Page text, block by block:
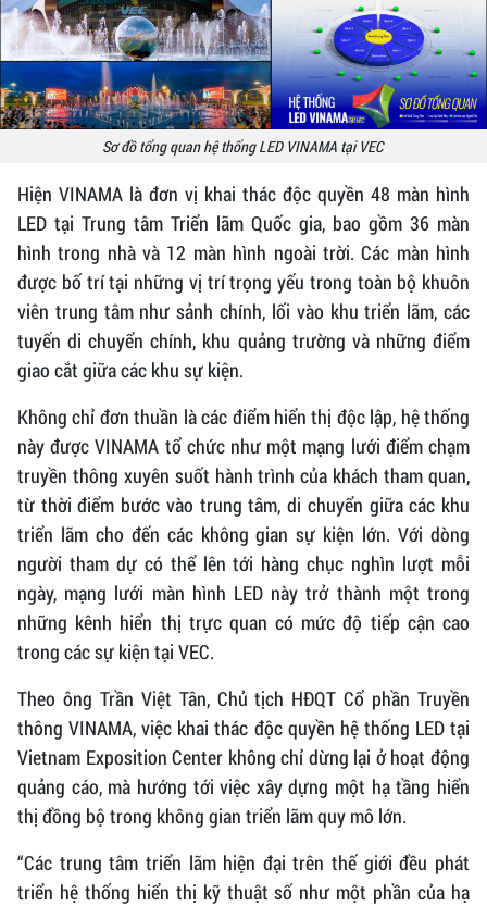
Sơ đồ tổng quan hệ thống LED VINAMA tại VEC
Hiện VINAMA là đơn vị khai thác độc quyền 48 màn hình
LED tại Trung tâm Triển lãm Quốc gia, bao gồm 36 màn
hình trong nhà và 12 màn hình ngoài trời. Các màn hình
được bố trí tại những vị trí trọng yếu trong toàn bộ khuôn
viên trung tâm như sảnh chính, lối vào khu triển lãm, các
tuyến di chuyển chính, khu quảng trường và những điểm
giao cắt giữa các khu sự kiện.
Không chỉ đơn thuần là các điểm hiển thị độc lập, hệ thống
này được VINAMA tổ chức như một mạng lưới điểm chạm
truyền thông xuyên suốt hành trình của khách tham quan,
từ thời điểm bước vào trung tâm, di chuyển giữa các khu
triển lãm cho đến các không gian sự kiện lớn. Với dòng
người tham dự có thể lên tới hàng chục nghìn lượt mỗi
ngày, mạng lưới màn hình LED này trở thành một trong
những kênh hiển thị trực quan có mức độ tiếp cận cao
trong các sự kiện tại VEC.
Theo ông Trần Việt Tân, Chủ tịch HĐQT Cổ phần Truyền
thông VINAMA, việc khai thác độc quyền hệ thống LED tại
Vietnam Exposition Center không chỉ dừng lại ở hoạt động
quảng cáo, mà hướng tới việc xây dựng một hạ tầng hiển
thị đồng bộ trong không gian triển lãm quy mô lớn.
“Các trung tâm triển lãm hiện đại trên thế giới đều phát
triển hệ thống hiển thị kỹ thuật số như một phần của hạ